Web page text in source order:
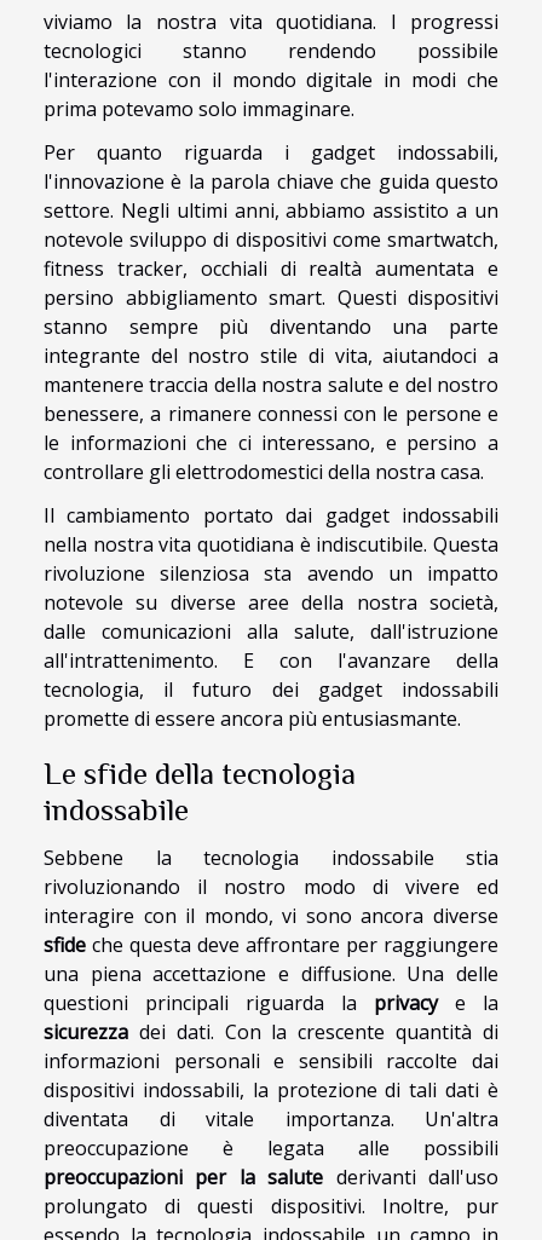
viviamo la nostra vita quotidiana. I progressi
tecnologici stanno rendendo possibile
l'interazione con il mondo digitale in modi che
prima potevamo solo immaginare.
Per quanto riguarda i gadget indossabili,
l'innovazione è la parola chiave che guida questo
settore. Negli ultimi anni, abbiamo assistito a un
notevole sviluppo di dispositivi come smartwatch,
fitness tracker, occhiali di realtà aumentata e
persino abbigliamento smart. Questi dispositivi
stanno sempre più diventando una parte
integrante del nostro stile di vita, aiutandoci a
mantenere traccia della nostra salute e del nostro
benessere, a rimanere connessi con le persone e
le informazioni che ci interessano, e persino a
controllare gli elettrodomestici della nostra casa.
Il cambiamento portato dai gadget indossabili
nella nostra vita quotidiana è indiscutibile. Questa
rivoluzione silenziosa sta avendo un impatto
notevole su diverse aree della nostra società,
dalle comunicazioni alla salute, dall'istruzione
all'intrattenimento. E con l'avanzare della
tecnologia, il futuro dei gadget indossabili
promette di essere ancora più entusiasmante.
Le sfide della tecnologia
indossabile
Sebbene la tecnologia indossabile stia
rivoluzionando il nostro modo di vivere ed
interagire con il mondo, vi sono ancora diverse
sfide che questa deve affrontare per raggiungere
una piena accettazione e diffusione. Una delle
questioni principali riguarda la privacye la
sicurezza dei dati. Con la crescente quantità di
informazioni personali e sensibili raccolte dai
dispositivi indossabili, la protezione di tali dati è
diventata di vitale importanza. Un'altra
preoccupazione è legata alle possibili
preoccupazioni per la salute derivanti dall'uso
prolungato di questi dispositivi. Inoltre, pur